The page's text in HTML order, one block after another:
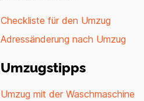
Checkliste für den Umzug
Adressänderung nach Umzug
Umzugstipps
Umzug mit der Waschmaschine